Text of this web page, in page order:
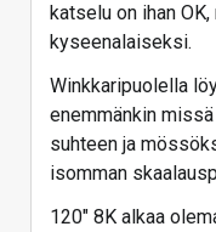
katselu on ihan
kyseenalaiseksi.
Winkkaripuolella
enemmänkin
suhteen ja
isomman
120" 8K alkaa